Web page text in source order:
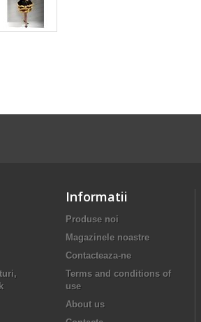
Informatii
Produse noi
Magazinele noastre
Contacteaza-ne
Terms and conditions of
use
About us